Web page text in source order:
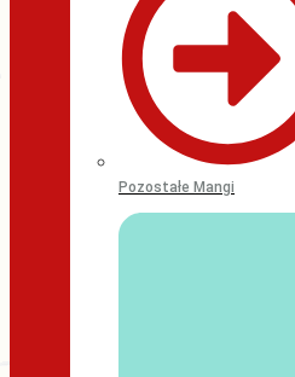
Pozostałe Mangi